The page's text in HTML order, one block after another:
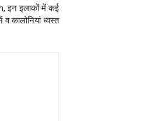
इन इलाकों में कई
व कालोनियां ध्वस्त